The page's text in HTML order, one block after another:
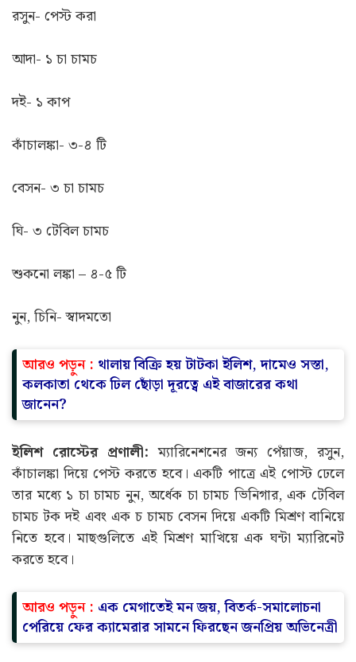
রসুন- পেস্ট করা
আদা- ১ চা চামচ
দই- ১ কাপ
কাঁচালঙ্কা- ৩-৪ টি
বেসন- ৩ চা চামচ
ঘি- ৩ টেবিল চামচ
শুকনো লঙ্কা – ৪-৫ টি
নুন, চিনি- স্বাদমতো
আরও পড়ুন : থালায় বিক্রি হয় টাটকা ইলিশ, দামেও সস্তা,
কলকাতা থেকে ঢিল ছোঁড়া দূরত্বে এই বাজারের কথা
জানেন?
ইলিশ রোস্টের প্রণালী: ম্যারিনেশনের জন্য পেঁয়াজ, রসুন,
কাঁচালঙ্কা দিয়ে পেস্ট করতে হবে। একটি পাত্রে এই পোস্ট ঢেলে
তার মধ্যে ১ চা চামচ নুন, অর্ধেক চা চামচ ভিনিগার, এক টেবিল
চামচ টক দই এবং এক চ চামচ বেসন দিয়ে একটি মিশ্রণ বানিয়ে
নিতে হবে। মাছগুলিতে এই মিশ্রণ মাখিয়ে এক ঘন্টা ম্যারিনেট
করতে হবে।
আরও পড়ুন : এক মেগাতেই মন জয়, বিতর্ক-সমালোচনা
পেরিয়ে ফের ক্যামেরার সামনে ফিরছেন জনপ্রিয় অভিনেত্রী